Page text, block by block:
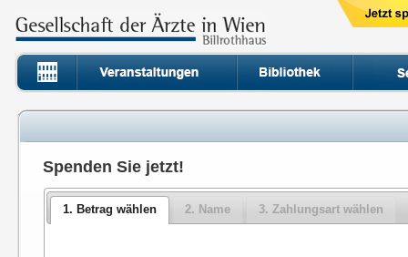
Spenden Sie jetzt!
1. Betrag wählen 2. Name 3. Zahlungsart wählen